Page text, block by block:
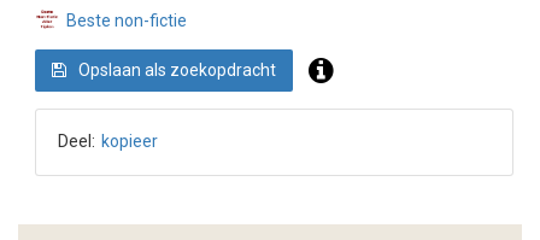
Beste non-fictie
Opslaan als zoekopdracht
Deel: kopieer